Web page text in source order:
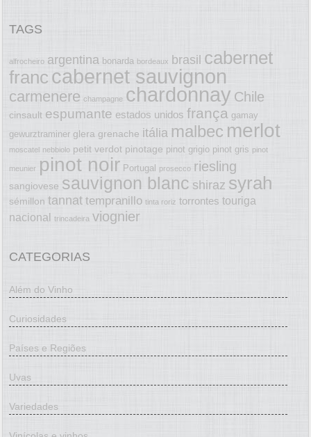
TAGS
alfrocheiro argentina bonarda bordeaux brasil cabernet
franc cabernet sauvignon
carmenere champagne chardonnay Chile
cinsault espumante estados unidos frança gamay
gewurztraminer glera grenache itália malbec merlot
moscatel nebbiolo petit verdot pinotage pinot grigio pinot gris pinot
meunier pinot noir Portugal prosecco riesling
sangiovese sauvignon blanc shiraz syrah
sémillon tannat tempranillo tinta roriz torrontes touriga
nacional trincadeira viognier
CATEGORIAS
Além do Vinho
Curiosidades
Países e Regiões
Uvas
Variedades